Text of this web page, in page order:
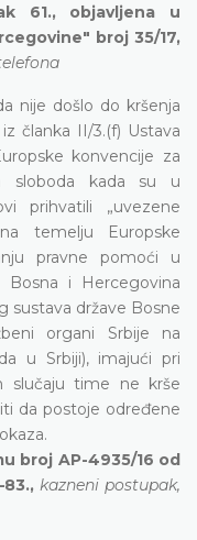
61., objavljena u
broj 35/17,
nije došlo do kršenja
članka II/3.(f) Ustava
konvencije za
sloboda kada su u
prihvatili „uvezene
temelju Europske
pravne pomoći u
Bosna i Hercegovina
sustava države Bosne
organi Srbije na
u Srbiji), imajući pri
time ne krše
da postoje određene
broj AP-4935/16 od
kazneni postupak,